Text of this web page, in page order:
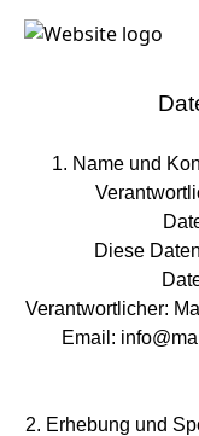
MARION SCHULT
1. Name und
Diese
Verantwortlicher:
Email:
2. Erhebung und